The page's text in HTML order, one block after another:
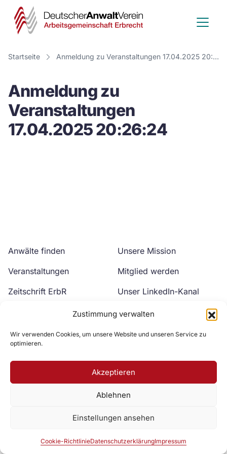
Zustimmung verwalten
Wir verwenden Cookies, um unsere Website und unseren Service zu
optimieren.
Akzeptieren
Ablehnen
Einstellungen ansehen
Cookie-RichtlinieDatenschutzerklärungImpressum
Deutscher
Anwalt
Verein
Startseite Anmeldung zu Veranstaltungen 17.04.2025 20:26:24
Anmeldung zu
Veranstaltungen
17.04.2025 20:26:24
Anwälte finden
Veranstaltungen
Zeitschrift ErbR
Unsere Mission
Mitglied werden
Unser LinkedIn-Kanal
Unser YouTube-Kanal
Zur DAV Webseite